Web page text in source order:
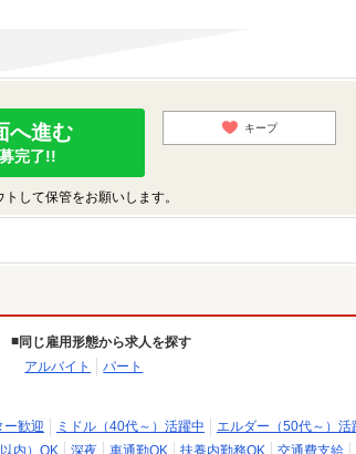
へ進む
完了!!
キープ
して保管をお願いします。
同じ雇用形態から求人を探す
アルバイト
パート
ー歓迎 ミドル（40代～）活躍中
エルダー（50代～）活
内）OK 深夜 車通勤OK 扶養内勤務OK
交通費支給